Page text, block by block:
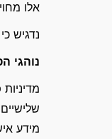
אלו
נדגיש
נוהגי
מידע